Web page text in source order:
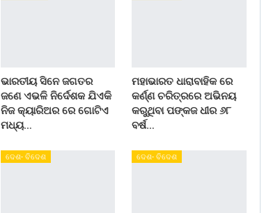
ଭାରତୀୟ ସିନେ ଜଗତର
ଜଣେ ଏଭଳି ନିର୍ଦେଶକ ଯିଏକି
ନିଜ କ୍ୟାରିଅର ରେ ଗୋଟିଏ
ମଧ୍ୟ…
ମହାଭାରତ ଧାରାବାହିକ ରେ
କର୍ଣ୍ଣ ଚରିତ୍ରରେ ଅଭିନୟ
କରୁଥିବା ପଙ୍କଜ ଧୀର ୬୮
ବର୍ଷ…
ଦେଶ- ବିଦେଶ ଦେଶ- ବିଦେଶ